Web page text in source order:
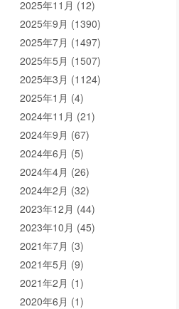
2025年11月 (12)
2025年9月 (1390)
2025年7月 (1497)
2025年5月 (1507)
2025年3月 (1124)
2025年1月 (4)
2024年11月 (21)
2024年9月 (67)
2024年6月 (5)
2024年4月 (26)
2024年2月 (32)
2023年12月 (44)
2023年10月 (45)
2021年7月 (3)
2021年5月 (9)
2021年2月 (1)
2020年6月 (1)